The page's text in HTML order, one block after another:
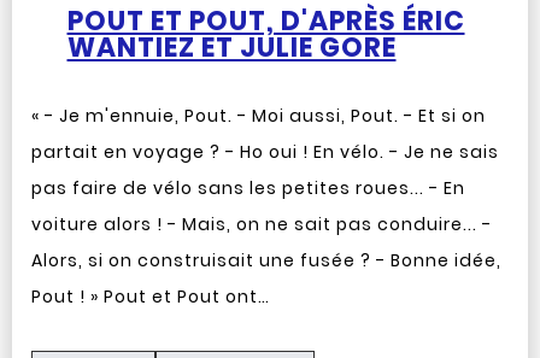
POUT ET POUT, D'APRÈS ÉRIC
WANTIEZ ET JULIE GORE
« - Je m'ennuie, Pout. - Moi aussi, Pout. - Et si on
partait en voyage ? - Ho oui ! En vélo. - Je ne sais
pas faire de vélo sans les petites roues... - En
voiture alors ! - Mais, on ne sait pas conduire... -
Alors, si on construisait une fusée ? - Bonne idée,
Pout ! » Pout et Pout ont…